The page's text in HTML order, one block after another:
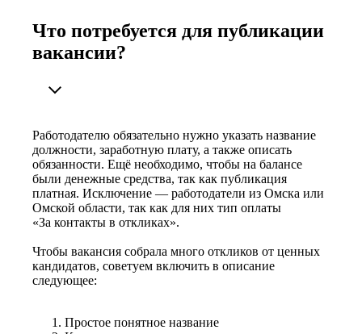
Что потребуется для публикации
вакансии?
Работодателю обязательно нужно указать название
должности, заработную плату, а также описать
обязанности. Ещё необходимо, чтобы на балансе
были денежные средства, так как публикация
платная. Исключение — работодатели из Омска или
Омской области, так как для них тип оплаты
«За контакты в откликах».
Чтобы вакансия собрала много откликов от ценных
кандидатов, советуем включить в описание
следующее:
Простое понятное название